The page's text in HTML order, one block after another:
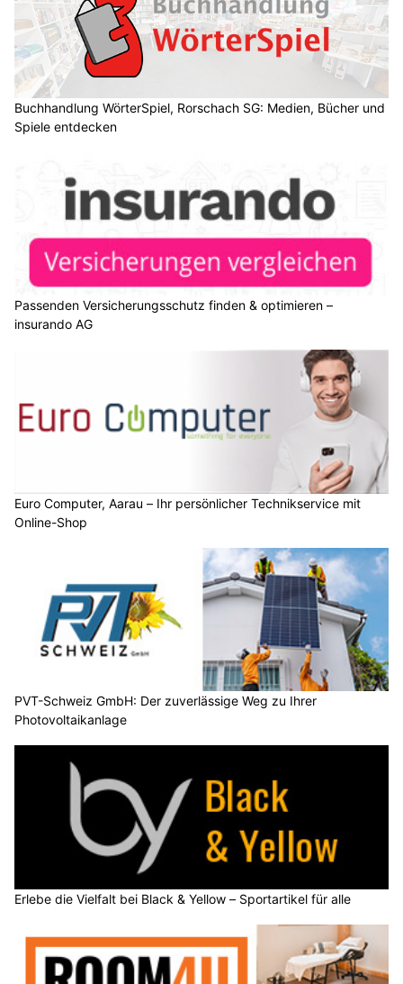
Buchhandlung WörterSpiel, Rorschach SG: Medien, Bücher und
Spiele entdecken
Passenden Versicherungsschutz finden & optimieren –
insurando AG
Euro Computer, Aarau – Ihr persönlicher Technikservice mit
Online-Shop
PVT-Schweiz GmbH: Der zuverlässige Weg zu Ihrer
Photovoltaikanlage
Erlebe die Vielfalt bei Black & Yellow – Sportartikel für alle